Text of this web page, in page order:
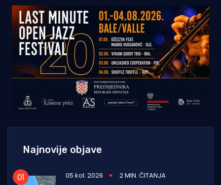
Najnovije objave
05 kol. 2026
2 MIN. ČITANJA